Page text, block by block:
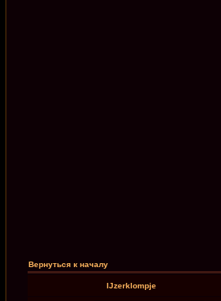
Вернуться к началу
IJzerklompje